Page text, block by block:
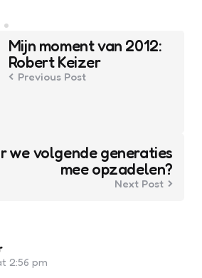
Mijn moment van 2012:
Robert Keizer
Previous Post
we volgende generaties
mee opzadelen?
Next Post
2:56 pm